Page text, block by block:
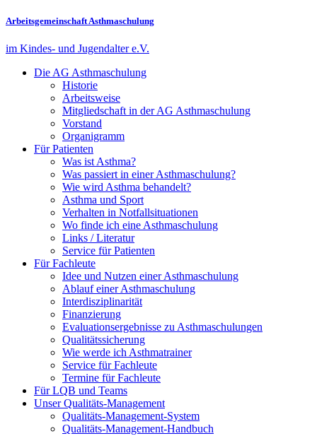
Arbeitsgemeinschaft Asthmaschulung
im Kindes- und Jugendalter e.V.
Die AG Asthmaschulung
Historie
Arbeitsweise
Mitgliedschaft in der AG Asthmaschulung
Vorstand
Organigramm
Für Patienten
Was ist Asthma?
Was passiert in einer Asthmaschulung?
Wie wird Asthma behandelt?
Asthma und Sport
Verhalten in Notfallsituationen
Wo finde ich eine Asthmaschulung
Links / Literatur
Service für Patienten
Für Fachleute
Idee und Nutzen einer Asthmaschulung
Ablauf einer Asthmaschulung
Interdisziplinarität
Finanzierung
Evaluationsergebnisse zu Asthmaschulungen
Qualitätssicherung
Wie werde ich Asthmatrainer
Service für Fachleute
Termine für Fachleute
Für LQB und Teams
Unser Qualitäts-Management
Qualitäts-Management-System
Qualitäts-Management-Handbuch